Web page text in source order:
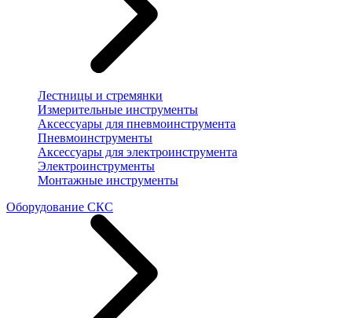
Лестницы и стремянки
Измерительные инструменты
Аксессуары для пневмоинструмента
Пневмоинструменты
Аксессуары для электроинструмента
Электроинструменты
Монтажные инструменты
Оборудование СКС